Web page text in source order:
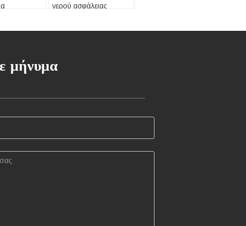
νερού ασφάλειας
μήνυμα